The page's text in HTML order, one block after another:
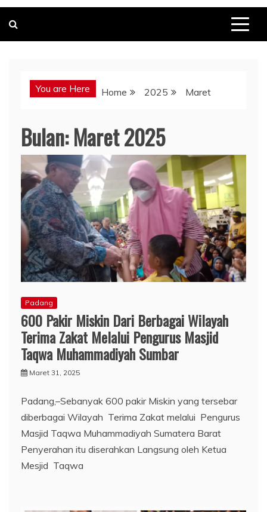
You are Here Home 2025 Maret
Bulan:Maret 2025
Padang
600 Pakir Miskin Dari Berbagai Wilayah
Terima Zakat Melalui Pengurus Masjid
Taqwa Muhammadiyah Sumbar
Maret 31, 2025
Padang,–Sebanyak 600 pakir Miskin yang tersebar
diberbagai Wilayah Terima Zakat melalui Pengurus
Masjid Taqwa Muhammadiyah Sumatera Barat
Penyerahan itu diserahkan Langsung oleh Ketua
Mesjid Taqwa